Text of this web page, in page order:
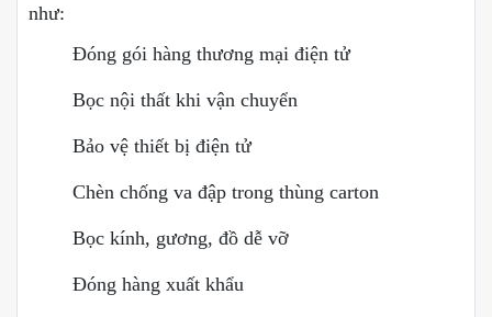
như:
Đóng gói hàng thương mại điện tử
Bọc nội thất khi vận chuyển
Bảo vệ thiết bị điện tử
Chèn chống va đập trong thùng carton
Bọc kính, gương, đồ dễ vỡ
Đóng hàng xuất khẩu